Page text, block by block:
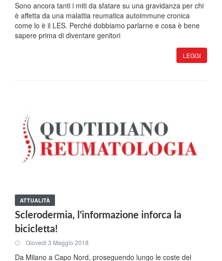
Sono ancora tanti i miti da sfatare su una gravidanza per chi
è affetta da una malattia reumatica autoimmune cronica
come lo è il LES. Perché dobbiamo parlarne e cosa è bene
sapere prima di diventare genitori
LEGGI
ATTUALITÀ
Sclerodermia, l'informazione inforca la
bicicletta!
Giovedi 3 Maggio 2018
Da Milano a Capo Nord, proseguendo lungo le coste del